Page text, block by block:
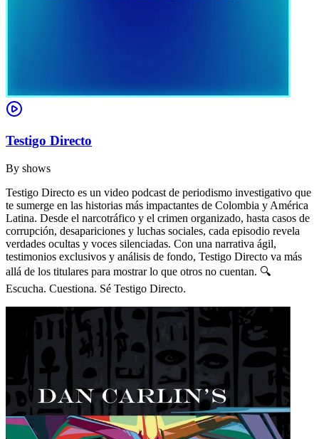
Testigo Directo
By shows
Testigo Directo es un video podcast de periodismo investigativo que
te sumerge en las historias más impactantes de Colombia y América
Latina. Desde el narcotráfico y el crimen organizado, hasta casos de
corrupción, desapariciones y luchas sociales, cada episodio revela
verdades ocultas y voces silenciadas. Con una narrativa ágil,
testimonios exclusivos y análisis de fondo, Testigo Directo va más
allá de los titulares para mostrar lo que otros no cuentan. 🔍
Escucha. Cuestiona. Sé Testigo Directo.